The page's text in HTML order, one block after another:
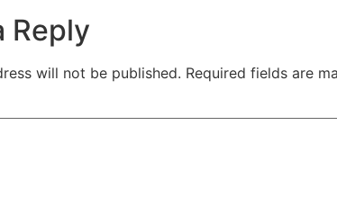
Reply
will not be published. Required fields are